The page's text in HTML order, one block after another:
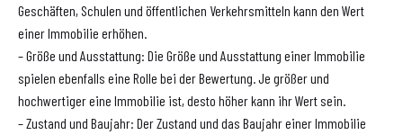
Geschäften, Schulen und öffentlichen Verkehrsmitteln kann den Wert
einer Immobilie erhöhen.
– Größe und Ausstattung: Die Größe und Ausstattung einer Immobilie
spielen ebenfalls eine Rolle bei der Bewertung. Je größer und
hochwertiger eine Immobilie ist, desto höher kann ihr Wert sein.
– Zustand und Baujahr: Der Zustand und das Baujahr einer Immobilie